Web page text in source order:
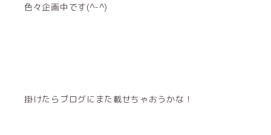
色々企画中です(^-^)
掛けたらブログにまた載せちゃおうかな！